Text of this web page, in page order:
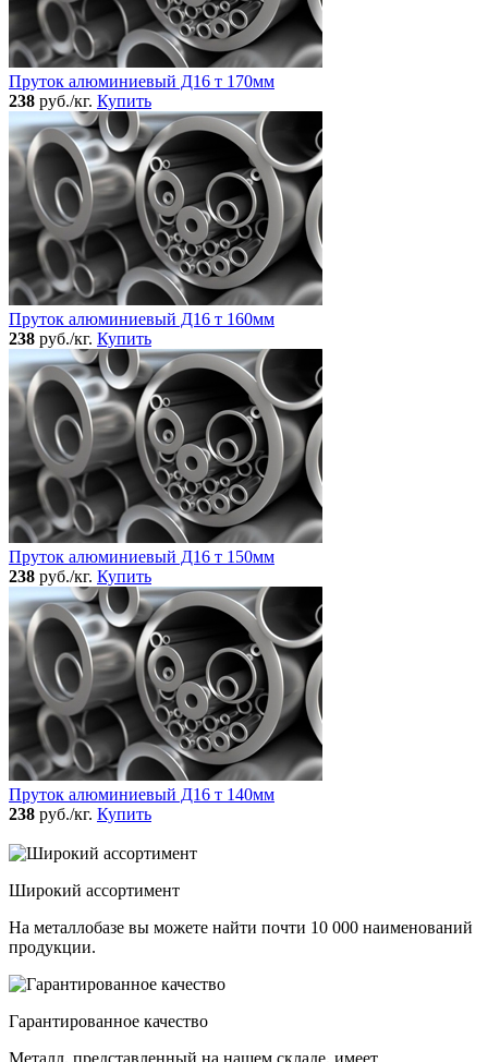
Пруток алюминиевый Д16 т 170мм
238 руб./кг. Купить
Пруток алюминиевый Д16 т 160мм
238 руб./кг. Купить
Пруток алюминиевый Д16 т 150мм
238 руб./кг. Купить
Пруток алюминиевый Д16 т 140мм
238 руб./кг. Купить
Широкий ассортимент
На металлобазе вы можете найти почти 10 000 наименований
продукции.
Гарантированное качество